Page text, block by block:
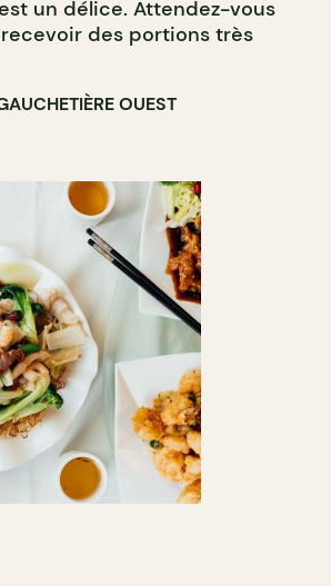
un délice. Attendez-vous
des portions très
OUEST